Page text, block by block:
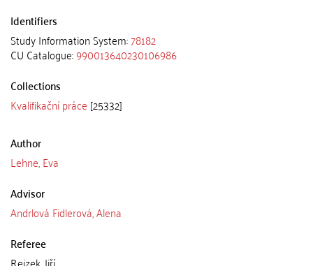
Identifiers
Study Information System:78182
CU Catalogue:990013640230106986
Collections
Kvalifikační práce [25332]
Author
Lehne, Eva
Advisor
Andrlová Fidlerová, Alena
Referee